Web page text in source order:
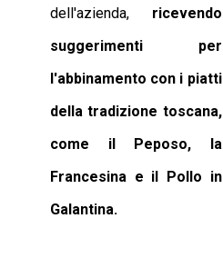
dell'azienda, ricevendo
suggerimenti per
l'abbinamento con i piatti
della tradizione toscana,
come il Peposo, la
Francesina e il Pollo in
Galantina.